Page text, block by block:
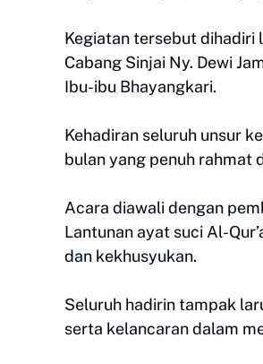
Kegiatan tersebut dihadiri
Cabang Sinjai Ny. Dewi
Ibu-ibu Bhayangkari.
Kehadiran seluruh unsur
bulan yang penuh rahmat
Acara diawali dengan
Lantunan ayat suci Al-
dan kekhusyukan.
Seluruh hadirin tampak
serta kelancaran dalam